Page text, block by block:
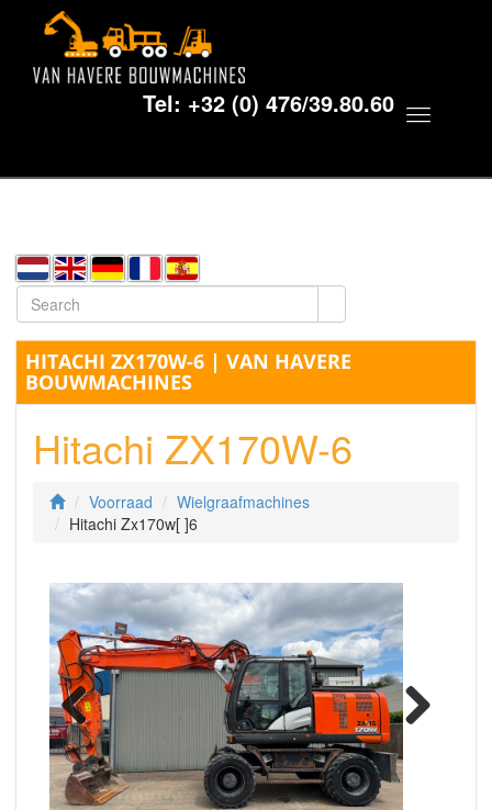
Tel: +32 (0) 476/39.80.60
Toggle
HITACHI ZX170W-6 | VAN HAVERE
BOUWMACHINES
Hitachi ZX170W-6
Voorraad
Wielgraafmachines
Hitachi Zx170w[ ]6
Previous